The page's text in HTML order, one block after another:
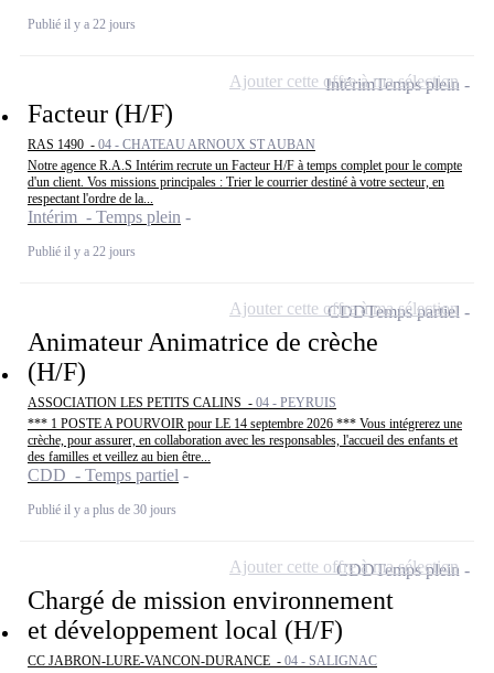
Publié il y a 22 jours
Facteur (H/F)
RAS 1490 - 04 - CHATEAU ARNOUX ST AUBAN
Notre agence R.A.S Intérim recrute un Facteur H/F à temps complet pour le compte
d'un client. Vos missions principales : Trier le courrier destiné à votre secteur, en
respectant l'ordre de la...
Intérim - Temps plein
Publié il y a 22 jours
IntérimTemps plein
Ajouter cette offre à ma sélection
Animateur Animatrice de crèche
(H/F)
ASSOCIATION LES PETITS CALINS - 04 - PEYRUIS
*** 1 POSTE A POURVOIR pour LE 14 septembre 2026 *** Vous intégrerez une
crèche, pour assurer, en collaboration avec les responsables, l'accueil des enfants et
des familles et veillez au bien être...
CDD - Temps partiel
Publié il y a plus de 30 jours
CDDTemps partiel
Ajouter cette offre à ma sélection
Chargé de mission environnement
et développement local (H/F)
CC JABRON-LURE-VANCON-DURANCE - 04 - SALIGNAC
CDDTemps plein
Ajouter cette offre à ma sélection